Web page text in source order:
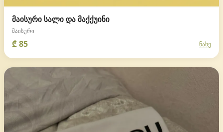
მაისური სალი და მაქქუინი
მაისური
₾ 85 ნახე